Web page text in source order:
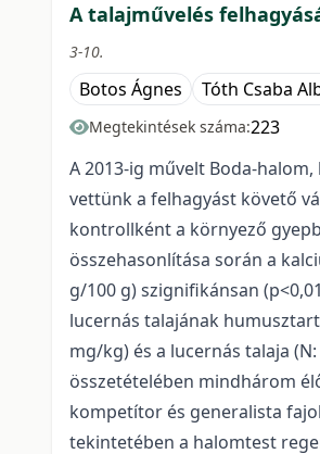
A talajművelés
3-10.
Botos Ágnes Tóth Csaba
Megtekintések száma:223
A 2013-ig művelt Boda-
vettünk a felhagyást követő
kontrollként a környező
összehasonlítása során a
g/100 g) szignifikánsan
lucernás talajának
mg/kg) és a lucernás talaja
összetételében mindhárom
kompetítor és generalista
tekintetében a halomtest